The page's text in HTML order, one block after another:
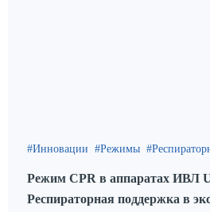
Инновации Режимы
Режим CPR в аппаратах ИВЛ
Респираторная поддержка в